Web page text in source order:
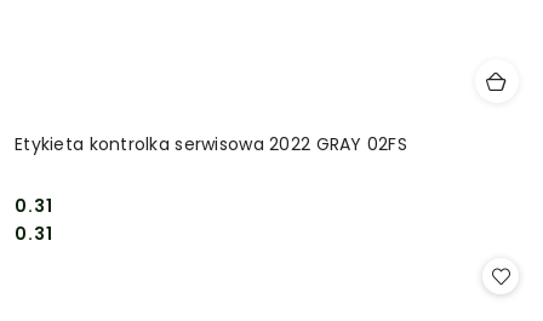
Etykieta kontrolka serwisowa 2022 GRAY 02FS
Cena:
0.31
Cena:
0.31